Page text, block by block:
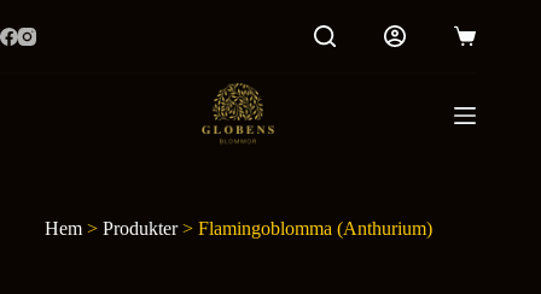
till
innehåll
Varukorg
Hem> Produkter> Flamingoblomma (Anthurium)